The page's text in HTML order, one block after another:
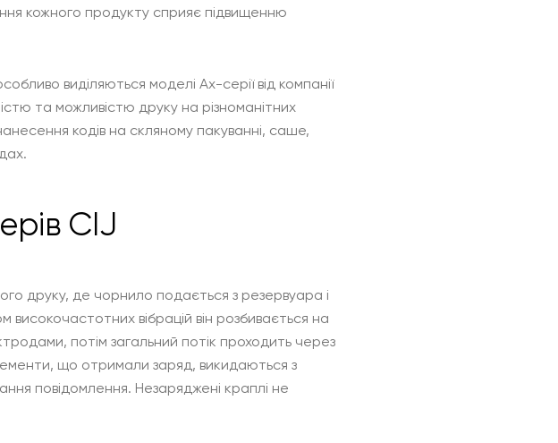
кожного продукту сприяє підвищенню
виділяються моделі Ax-серії від компанії
та можливістю друку на різноманітних
кодів на скляному пакуванні, саше,
CIJ
друку, де чорнило подається з резервуара і
вібрацій він розбивається на
потім загальний потік проходить через
що отримали заряд, викидаються з
повідомлення. Незаряджені краплі не